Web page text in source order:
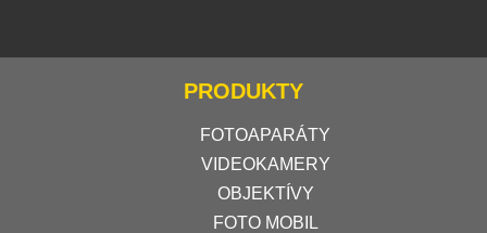
PRODUKTY
FOTOAPARÁTY
VIDEOKAMERY
OBJEKTÍVY
FOTO MOBIL